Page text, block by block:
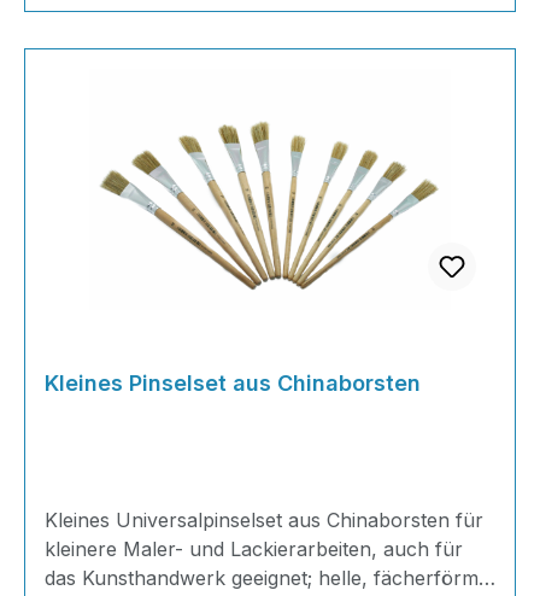
Kleines Pinselset aus Chinaborsten
Kleines Universalpinselset aus Chinaborsten für
kleinere Maler- und Lackierarbeiten, auch für
das Kunsthandwerk geeignet; helle, fächerförmig